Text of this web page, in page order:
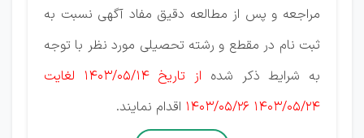
مراجعه و پس از مطالعه دقیق مفاد آگهی نسبت به
ثبت نام در مقطع و رشته تحصیلی مورد نظر با توجه
به شرایط ذکر شده
از تاریخ 1403/05/14 لغایت
1403/05/24 1403/05/26
اقدام نمایند.